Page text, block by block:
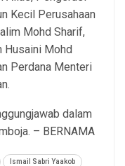
Kecil Perusahaan
Mohd Sharif,
Husaini Mohd
Perdana Menteri
dalam
– BERNAMA
Ismail Sabri Yaakob